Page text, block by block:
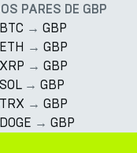
PARES DE GBP
BTC → GBP
ETH → GBP
XRP → GBP
SOL → GBP
TRX → GBP
DOGE → GBP